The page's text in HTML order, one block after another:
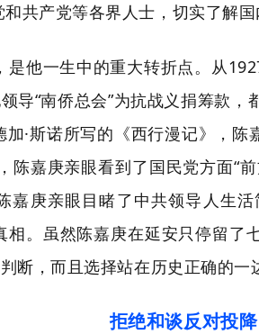
共产党等各界人士，切实了解国
他一生中的重大转折点。从
导“南侨总会”为抗战义捐筹款
·斯诺所写的《西行漫记》，
陈嘉庚亲眼看到了国民党方面“
嘉庚亲眼目睹了中共领导人生
。虽然陈嘉庚在延安只停留
断，而且选择站在历史正确的一
拒绝和谈反对投